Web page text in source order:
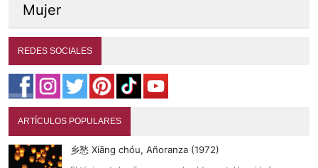
Mujer
REDES SOCIALES
ARTÍCULOS POPULARES
乡愁 Xiāng chóu, Añoranza (1972)